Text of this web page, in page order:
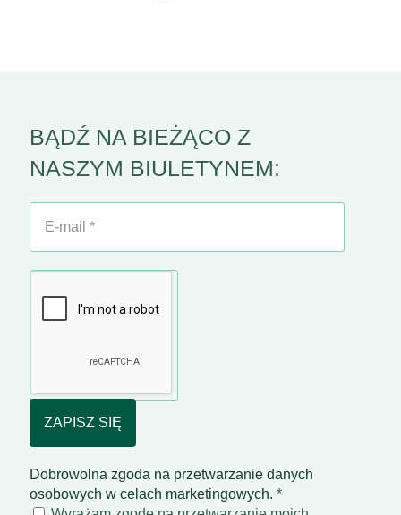
BĄDŹ NA BIEŻĄCO Z
NASZYM BIULETYNEM:
mail
Dobrowolna zgoda na przetwarzanie danych
osobowych w celach marketingowych. *